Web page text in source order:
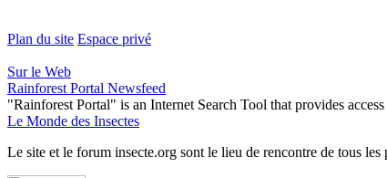
Plan du site Espace privé
Sur le Web
Rainforest Portal Newsfeed
"Rainforest Portal" is an Internet Search Tool that provides
Le Monde des Insectes
Le site et le forum insecte.org sont le lieu de rencontre de tous